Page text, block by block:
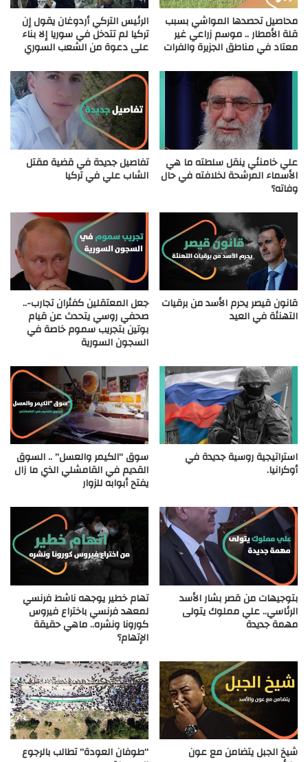
محاصيل تحصدها المواشي بسبب
قلة الأمطار .. موسم زراعي غير
معتاد في مناطق الجزيرة والفرات
الرئيس التركي أردوغان يقول إن
تركيا لم تتدخل في سوريا إلا بناء
على دعوة من الشعب السوري
علي خامنئي ينقل سلطته ما هي
الأسماء المرشحة لخلافته في حال
وفاته؟
تفاصيل جديدة في قضية مقتل
الشاب علي في تركيا
قانون قيصر يحرم الأسد من برقيات
التهنئة في العيد
جعل المعتقلين كفئران تجارب-..
صحفي روسي يتحدث عن قيام
بوتين بتجريب سموم خاصة في
السجون السورية
استراتيجية روسية جديدة في
أوكرانيا.
سوق “الكيمر والعسل” .. السوق
القديم في القامشلي الذي ما زال
يفتح أبوابه للزوار
بتوجيهات من قصر بشار الأسد
الرئاسي.. علي مملوك يتولى
مهمة جديدة
تهام خطير يوجهه ناشط فرنسي
لمعهد فرنسي باختراع فيروس
كورونا ونشره.. ماهي حقيقة
الإتهام؟
شيخ الجبل يتضامن مع عون “طوفان العودة” تطالب بالرجوع